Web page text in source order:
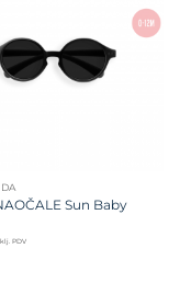
na listu
želja
Sun Baby
PDV